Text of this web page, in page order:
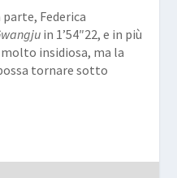
Federica
in 1’54″22, e in più
insidiosa, ma la
tornare sotto